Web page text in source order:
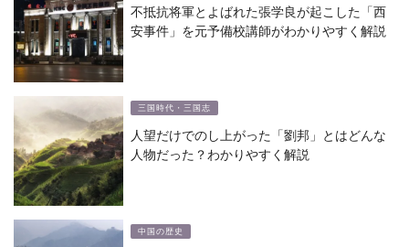
不抵抗将軍とよばれた張学良が起こした「西
安事件」を元予備校講師がわかりやすく解説
三国時代・三国志
人望だけでのし上がった「劉邦」とはどんな
人物だった？わかりやすく解説
中国の歴史